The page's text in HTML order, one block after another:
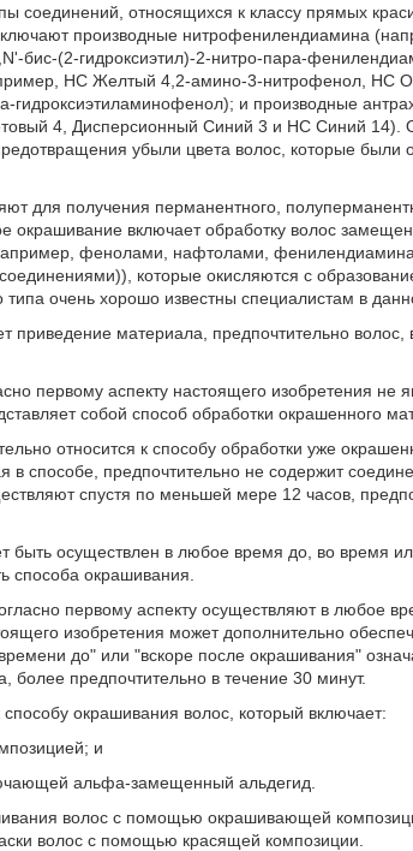
относящихся к классу прямых
производные нитрофенилендиамина
(2-гидроксиэтил)-2-нитро-пара-
НС Желтый 4,2-амино-3-нитрофенол, НС
гидроксиэтиламинофенол); и производные
4, Дисперсионный Синий 3 и НС Синий 14).
убыли цвета волос, которые были
для получения перманентного,
окрашивание включает обработку волос
фенолами, нафтолами,
которые окисляются с
очень хорошо известны специалистам в
материала, предпочтительно волос,
первому аспекту настоящего изобретения не
собой способ обработки окрашенного
относится к способу обработки уже
способе, предпочтительно не содержит
спустя по меньшей мере 12 часов,
быть осуществлен в любое время до, во время
способа окрашивания.
первому аспекту осуществляют в любое
изобретения может дополнительно
до" или "вскоре после окрашивания"
более предпочтительно в течение 30 минут.
окрашивания волос, который включает:
и
альфа-замещенный альдегид.
волос с помощью окрашивающей
волос с помощью красящей композиции.